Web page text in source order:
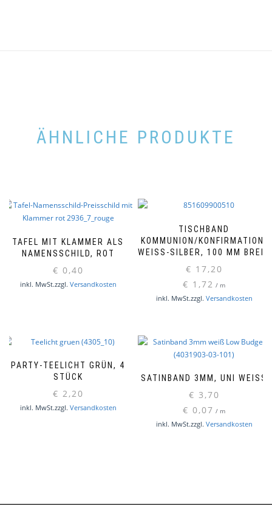
ÄHNLICHE PRODUKTE
TAFEL MIT KLAMMER ALS
NAMENSSCHILD, ROT
€ 0,40
inkl. MwSt.zzgl. Versandkosten
TISCHBAND
KOMMUNION/KONFIRMATION,
WEISS-SILBER, 100 MM BREIT
€ 17,20
€ 1,72 / m
inkl. MwSt.zzgl. Versandkosten
PARTY-TEELICHT GRÜN, 4
STÜCK
€ 2,20
inkl. MwSt.zzgl. Versandkosten
SATINBAND 3MM, UNI WEISS
€ 3,70
€ 0,07 / m
inkl. MwSt.zzgl. Versandkosten